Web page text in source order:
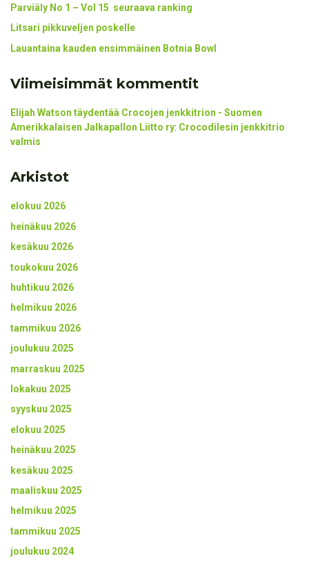
Parviäly No 1 – Vol 15 seuraava ranking
Litsari pikkuveljen poskelle
Lauantaina kauden ensimmäinen Botnia Bowl
Viimeisimmät kommentit
Elijah Watson täydentää Crocojen jenkkitrion - Suomen
Amerikkalaisen Jalkapallon Liitto ry: Crocodilesin jenkkitrio
valmis
Arkistot
elokuu 2026
heinäkuu 2026
kesäkuu 2026
toukokuu 2026
huhtikuu 2026
helmikuu 2026
tammikuu 2026
joulukuu 2025
marraskuu 2025
lokakuu 2025
syyskuu 2025
elokuu 2025
heinäkuu 2025
kesäkuu 2025
maaliskuu 2025
helmikuu 2025
tammikuu 2025
joulukuu 2024